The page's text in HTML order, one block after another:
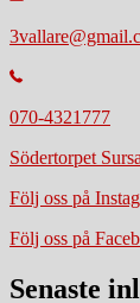
070-4321777
Södertorpet
Följ oss på
Följ oss på
Senaste